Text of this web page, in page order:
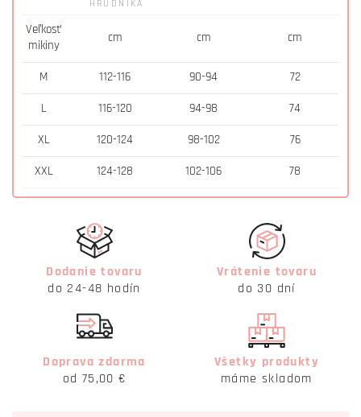
HRUDNÍKA
Veľkosť
mikiny
cm cm cm
M 112-116 90-94 72
L 116-120 94-98 74
XL 120-124 98-102 76
XXL 124-128 102-106 78
Dodanie tovaru
do 24-48 hodín
Vrátenie tovaru
do 30 dní
Doprava zdarma
od 75,00 €
Všetky produkty
máme skladom